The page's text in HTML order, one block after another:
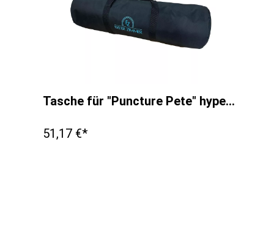
Tasche für "Puncture Pete" hyperrealistischer IV Trainingsarm
51,17 €*